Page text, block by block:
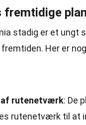
fremtidige
stadig er et ungt
Her er
af rutenetværk: De
rutenetværk til at